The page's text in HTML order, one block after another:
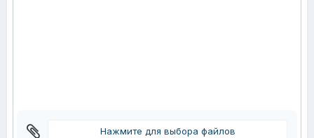
Нажмите для выбора файлов